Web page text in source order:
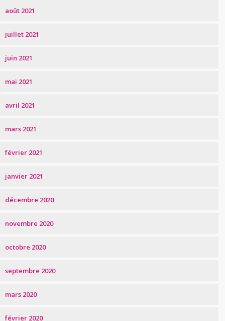
août 2021
juillet 2021
juin 2021
mai 2021
avril 2021
mars 2021
février 2021
janvier 2021
décembre 2020
novembre 2020
octobre 2020
septembre 2020
mars 2020
février 2020